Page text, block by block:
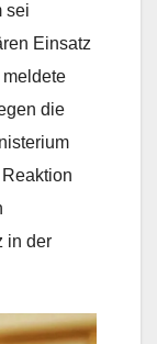
sei
Einsatz
die
in der